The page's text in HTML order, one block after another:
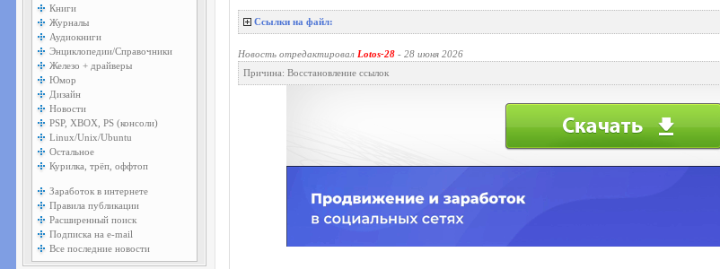
Книги
Журналы
Аудиокниги
Энциклопедии/Справочники
Железо + драйверы
Юмор
Дизайн
Новости
PSP, XBOX, PS (консоли)
Linux/Unix/Ubuntu
Остальное
Курилка, трёп, оффтоп
Заработок в интернете
Правила публикации
Расширенный поиск
Подписка на e-mail
Все последние новости
Ссылки на файл:
Новость отредактировал Lotos-28 - 28 июня 2026
Причина: Восстановление ссылок